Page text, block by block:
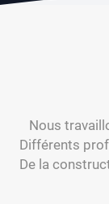
Nous
Différents
De la